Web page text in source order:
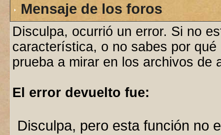
Mensaje de los foros
Disculpa, ocurrió un error. Si no
característica, o no sabes por
prueba a mirar en los archivos de
El error devuelto fue:
Disculpa, pero esta función no